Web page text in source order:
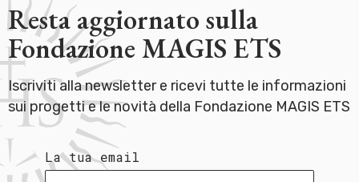
Resta aggiornato sulla
Fondazione MAGIS ETS
Iscriviti alla newsletter e ricevi tutte le informazioni
sui progetti e le novità della Fondazione MAGIS ETS
La tua email